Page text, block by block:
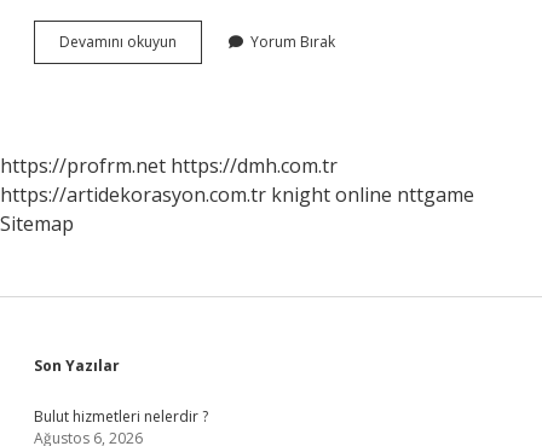
Devamını okuyun
Kelimesinin
Yorum Bırak
https://profrm.net https://dmh.com.tr
https://artidekorasyon.com.tr knight online nttgame
Sitemap
Sidebar
Son Yazılar
Bulut hizmetleri nelerdir ?
Ağustos 6, 2026